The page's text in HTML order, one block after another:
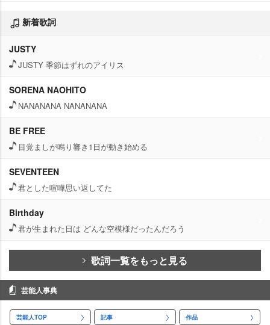
新着歌詞
JUSTY
JUSTY 季節はずれのアイリス
SORENA NAOHITO
NANANANA NANANANA
BE FREE
目覚ましが鳴り響き1日が動き始める
SEVENTEEN
君とした喧嘩思い返してた
Birthday
君が生まれた日は どんな空模様だったんだろう
歌詞一覧をもっと見る
芸能人事典
芸能人TOP 記事 作品